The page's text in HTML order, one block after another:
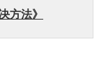
方法》